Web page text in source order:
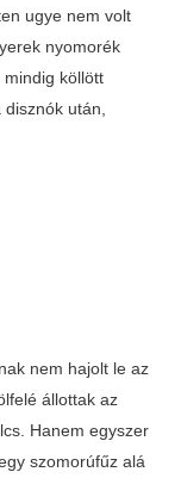
ugye nem volt
nyomorék
köllött
után,
nem hajolt le az
állottak az
Hanem egyszer
szomorúfűz alá